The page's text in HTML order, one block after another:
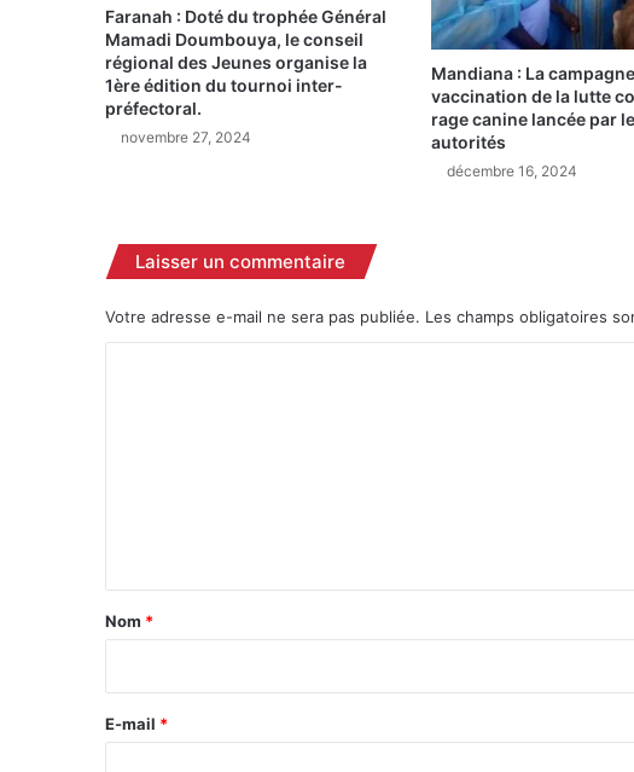
Faranah : Doté du trophée Général
Mamadi Doumbouya, le conseil
régional des Jeunes organise la
1ère édition du tournoi inter-
préfectoral.
novembre 27, 2024
Mandiana : La
vaccination de la lutte
rage canine lancée par
autorités
décembre 16, 2024
Laisser un commentaire
Votre adresse e-mail ne sera pas publiée. Les champs obligatoires
a
e
Nom *
E-mail *